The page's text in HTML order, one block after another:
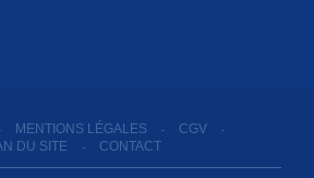
MENTIONS LÉGALES - CGV -
DU SITE - CONTACT